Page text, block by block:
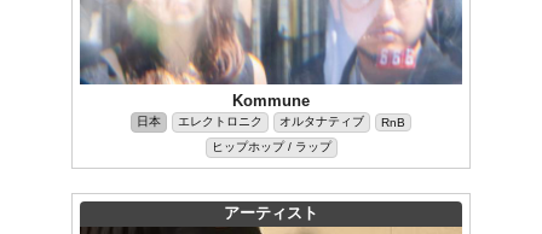
Kommune
日本 エレクトロニク オルタナティブ
RnB
ヒップホップ / ラップ
アーティスト